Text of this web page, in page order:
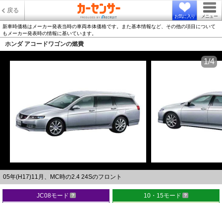
戻る
お気に入り メニュー
新車時価格はメーカー発表当時の車両本体価格です。また基本情報など、その他の項目について
もメーカー発表時の情報に基いています。
ホンダ アコードワゴンの燃費
05年(H17)11月、MC時の2.4 24Sのフロント
1/4
JC08モード 10・15モード